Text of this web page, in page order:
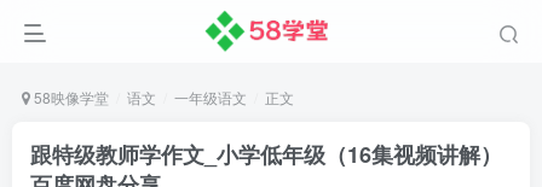
58映像学堂 语文 一年级语文 正文
跟特级教师学作文_小学低年级（16集视频讲解）